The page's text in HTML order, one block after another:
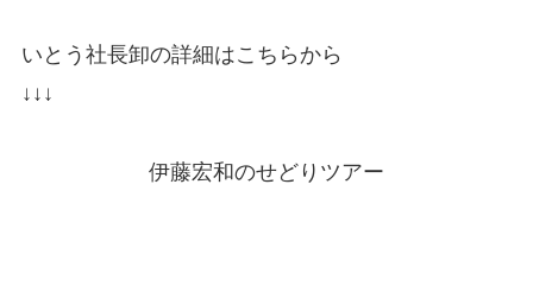
いとう社長卸の詳細はこちらから
↓↓↓
伊藤宏和のせどりツアー